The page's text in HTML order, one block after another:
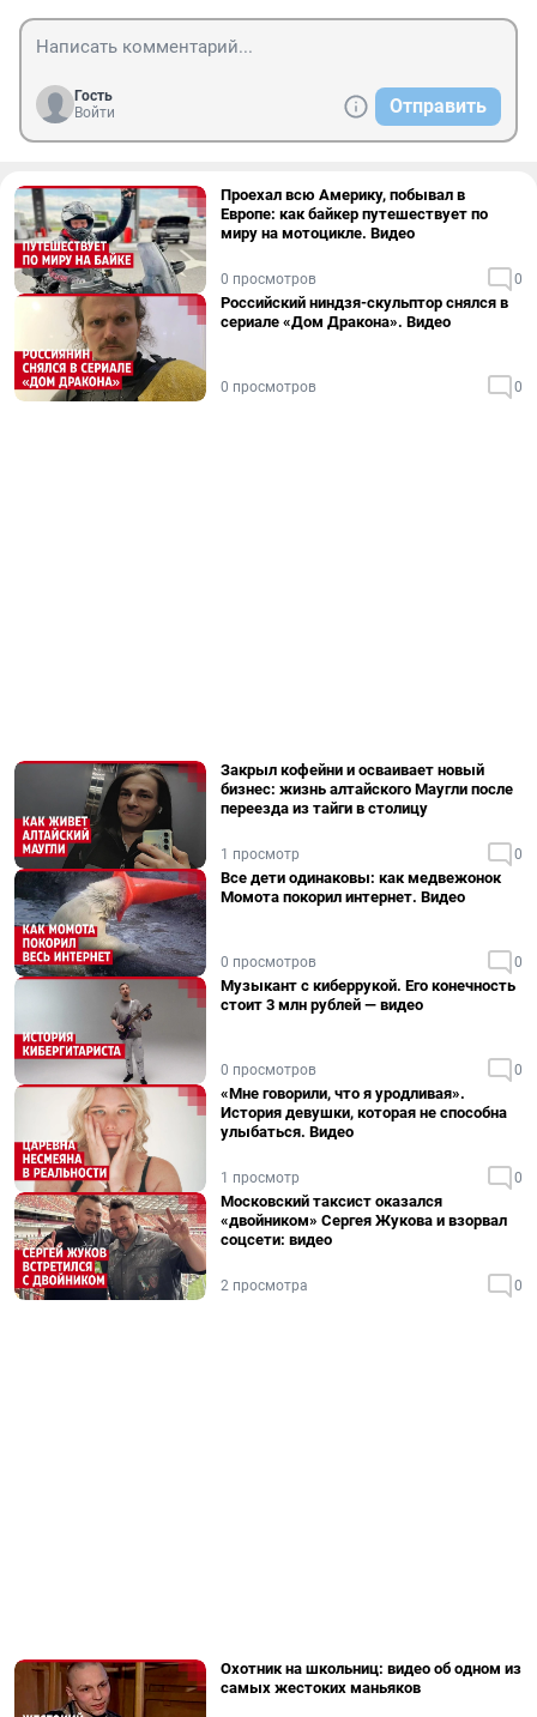
Гость
Войти
Отправить
Проехал всю Америку, побывал в
Европе: как байкер путешествует по
миру на мотоцикле. Видео
0 просмотров 0
Российский ниндзя-скульптор снялся в
сериале «Дом Дракона». Видео
0 просмотров 0
Закрыл кофейни и осваивает новый
бизнес: жизнь алтайского Маугли после
переезда из тайги в столицу
1 просмотр 0
Все дети одинаковы: как медвежонок
Момота покорил интернет. Видео
0 просмотров 0
Музыкант с киберрукой. Его конечность
стоит 3 млн рублей — видео
0 просмотров 0
«Мне говорили, что я уродливая».
История девушки, которая не способна
улыбаться. Видео
1 просмотр 0
Московский таксист оказался
«двойником» Сергея Жукова и взорвал
соцсети: видео
2 просмотра 0
Охотник на школьниц: видео об одном из
самых жестоких маньяков